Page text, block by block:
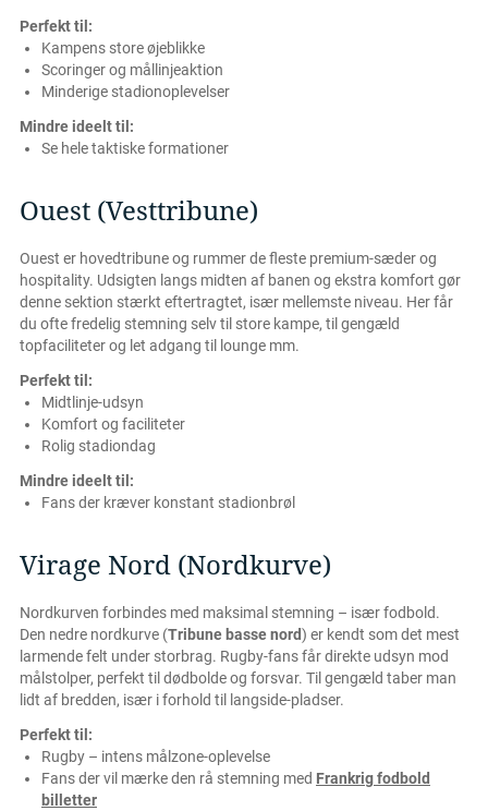
Perfekt til:
Kampens store øjeblikke
Scoringer og mållinjeaktion
Minderige stadionoplevelser
Mindre ideelt til:
Se hele taktiske formationer
Ouest (Vesttribune)
Ouest er hovedtribune og rummer de fleste premium-sæder og
hospitality. Udsigten langs midten af banen og ekstra komfort gør
denne sektion stærkt eftertragtet, især mellemste niveau. Her får
du ofte fredelig stemning selv til store kampe, til gengæld
topfaciliteter og let adgang til lounge mm.
Perfekt til:
Midtlinje-udsyn
Komfort og faciliteter
Rolig stadiondag
Mindre ideelt til:
Fans der kræver konstant stadionbrøl
Virage Nord (Nordkurve)
Nordkurven forbindes med maksimal stemning – især fodbold.
Den nedre nordkurve (Tribune basse nord) er kendt som det mest
larmende felt under storbrag. Rugby-fans får direkte udsyn mod
målstolper, perfekt til dødbolde og forsvar. Til gengæld taber man
lidt af bredden, især i forhold til langside-pladser.
Perfekt til:
Rugby – intens målzone-oplevelse
Fans der vil mærke den rå stemning med Frankrig fodbold
billetter